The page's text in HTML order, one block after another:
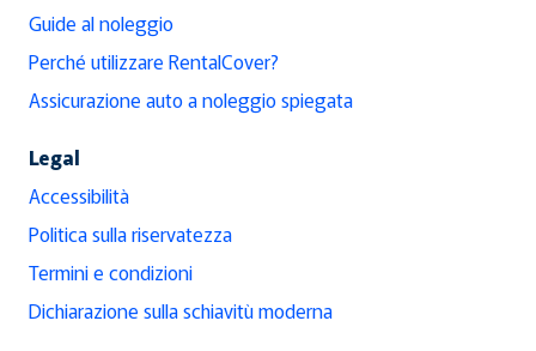
Guide al noleggio
Perché utilizzare RentalCover?
Assicurazione auto a noleggio spiegata
Legal
Accessibilità
Politica sulla riservatezza
Termini e condizioni
Dichiarazione sulla schiavitù moderna